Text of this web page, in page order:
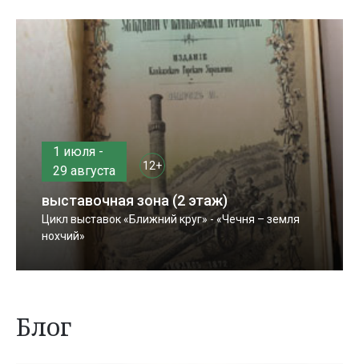
1 июля -
29 августа
12+
выставочная зона (2 этаж)
Цикл выставок «Ближний круг» - «Чечня – земля
нохчий»
Блог